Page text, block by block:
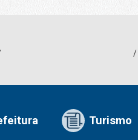
Turismo